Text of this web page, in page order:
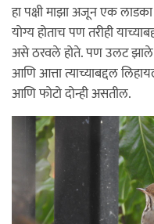
हा पक्षी माझा अजून एक
योग्य होताच पण तरीही
असे ठरवले होते. पण उलट
आणि आत्ता त्याच्याबद्दल
आणि फोटो दोन्ही असतील.